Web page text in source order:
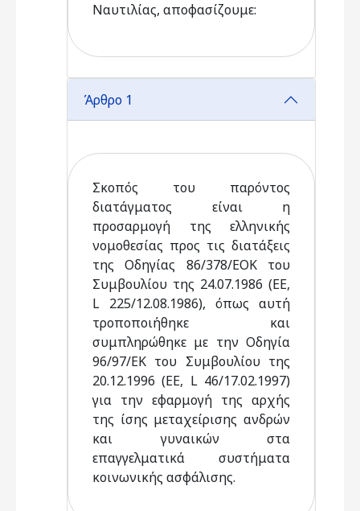
Ναυτιλίας, αποφασίζουμε:
Άρθρο 1
Σκοπός του παρόντος
διατάγματος είναι η
προσαρμογή της ελληνικής
νομοθεσίας προς τις διατάξεις
της Οδηγίας 86/378/ΕΟΚ του
Συμβουλίου της 24.07.1986 (ΕΕ,
L 225/12.08.1986), όπως αυτή
τροποποιήθηκε και
συμπληρώθηκε με την Οδηγία
96/97/ΕΚ του Συμβουλίου της
20.12.1996 (ΕΕ, L 46/17.02.1997)
για την εφαρμογή της αρχής
της ίσης μεταχείρισης ανδρών
και γυναικών στα
επαγγελματικά συστήματα
κοινωνικής ασφάλισης.